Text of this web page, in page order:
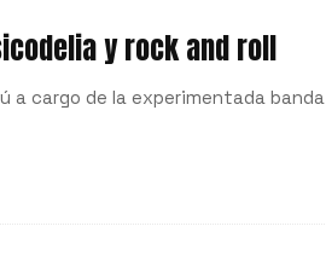
y rock and roll
a cargo de la experimentada banda